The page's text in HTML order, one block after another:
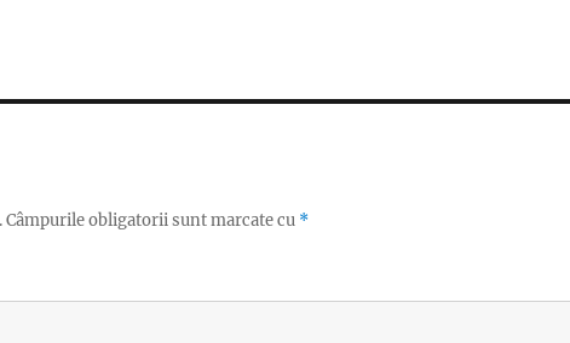
Câmpurile obligatorii sunt marcate cu *